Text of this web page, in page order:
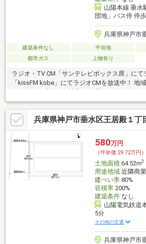
山陽本線 垂水
団地」バス停 停
兵庫県神戸市
建築条件なし 平坦地
都市ガス
上物有り
ラジオ・TV CM「サンテレビボックス席」にて
「kissFM kobe」にてラジオCMを放送中！ 地
とスピード感のある対応で、理想の住まい探し
す♪
兵庫県神戸市垂水区王居殿１丁
580万円
（坪単価:29.72万円）
土地面積64.52m2
用途地域近隣商業
建ぺい率80%
容積率200%
建築条件なし
山陽電気鉄道
5分
その他の交通
兵庫県神戸市